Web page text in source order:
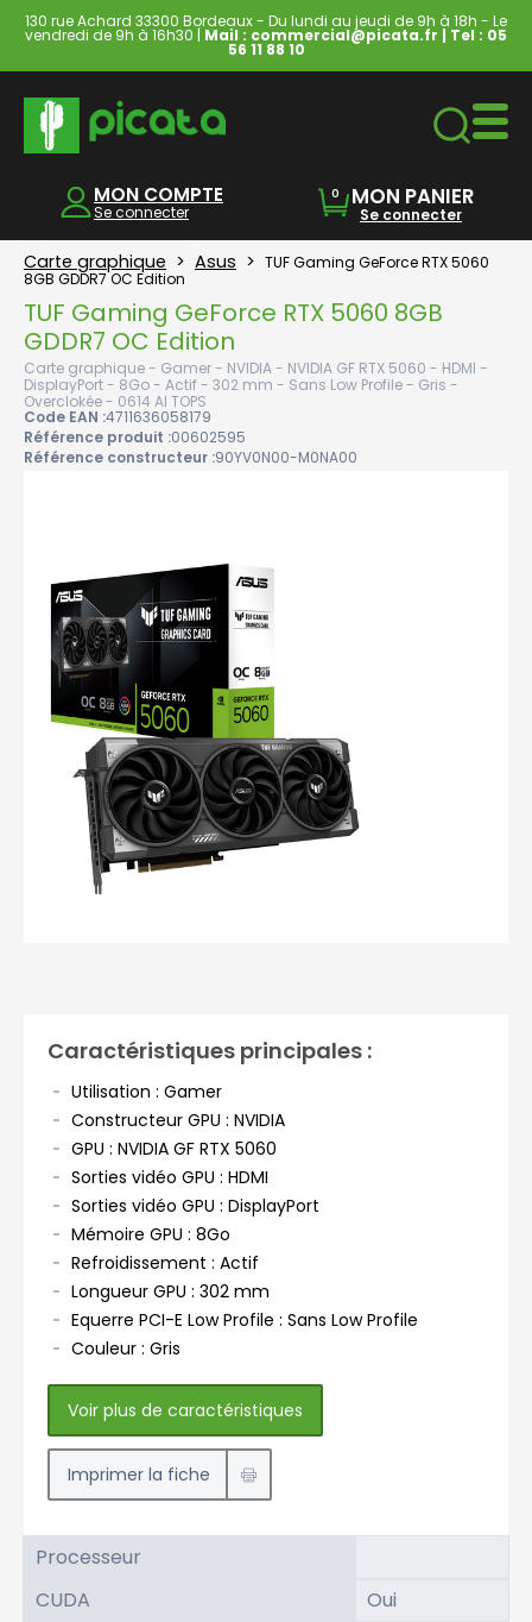
130 rue Achard 33300 Bordeaux - Du lundi au jeudi de 9h à 18h - Le
vendredi de 9h à 16h30 | Mail : commercial@picata.fr | Tel : 05
56 11 88 10
MON COMPTE
Se connecter
0 MON PANIER
Se connecter
Carte graphique > Asus > TUF Gaming GeForce RTX 5060
8GB GDDR7 OC Edition
TUF Gaming GeForce RTX 5060 8GB
GDDR7 OC Edition
Carte graphique - Gamer - NVIDIA - NVIDIA GF RTX 5060 - HDMI -
DisplayPort - 8Go - Actif - 302 mm - Sans Low Profile - Gris -
Overclokée - 0614 AI TOPS
Code EAN :4711636058179
Référence produit :00602595
Référence constructeur :90YV0N00-M0NA00
Caractéristiques principales :
Utilisation : Gamer
Constructeur GPU : NVIDIA
GPU : NVIDIA GF RTX 5060
Sorties vidéo GPU : HDMI
Sorties vidéo GPU : DisplayPort
Mémoire GPU : 8Go
Refroidissement : Actif
Longueur GPU : 302 mm
Equerre PCI-E Low Profile : Sans Low Profile
Couleur : Gris
Voir plus de caractéristiques
Imprimer la fiche
Processeur
CUDA
Oui